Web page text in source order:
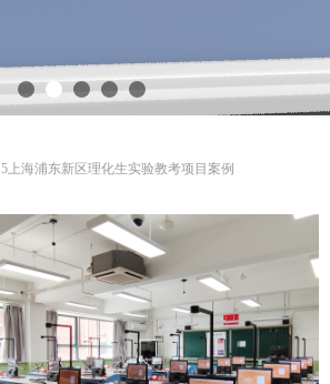
5上海浦东新区理化生实验教考项目案例